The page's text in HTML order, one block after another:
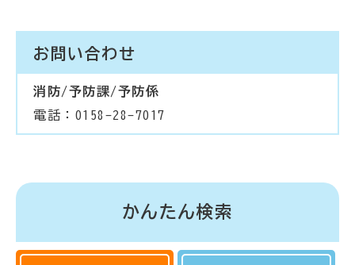
お問い合わせ
消防/予防課/予防係
電話：0158-28-7017
かんたん検索